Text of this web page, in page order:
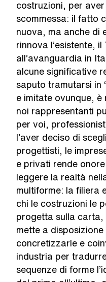
costruzioni, per
scommessa: il fatto
nuova, ma anche di
rinnova l’esistente,
all’avanguardia in
alcune significative
saputo tramutarsi in
e imitate ovunque,
noi rappresentanti
per voi,
l’aver deciso di
progettisti, le
e privati rende
leggere la realtà
multiforme: la filiera
chi le costruzioni le
progetta sulla
mette a
concretizzarle e
industria per
sequenze di forme